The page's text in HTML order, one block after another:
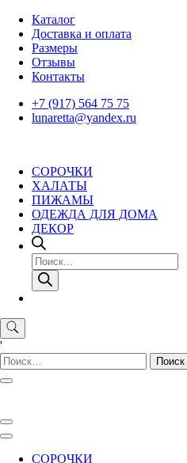
Skip
content
Каталог
Доставка и оплата
Размеры
Отзывы
Контакты
+7 (917) 564 75 75
lunaretta@yandex.ru
СОРОЧКИ
ХАЛАТЫ
ПИЖАМЫ
ОДЕЖДА ДЛЯ ДОМА
ДЕКОР
Поиск
товаров
'
Найти:
СОРОЧКИ